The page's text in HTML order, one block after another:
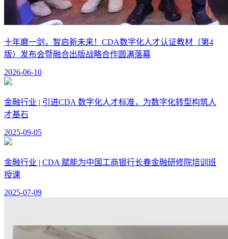
十年磨一剑，智启新未来！CDA数字化人才认证教材（第4
版）发布会暨融合出版战略合作圆满落幕
2026-06-10
金融行业 | 引进CDA 数字化人才标准，为数字化转型构筑人
才基石
2025-09-05
金融行业 | CDA 赋能为中国工商银行长春金融研修院培训班
授课
2025-07-09